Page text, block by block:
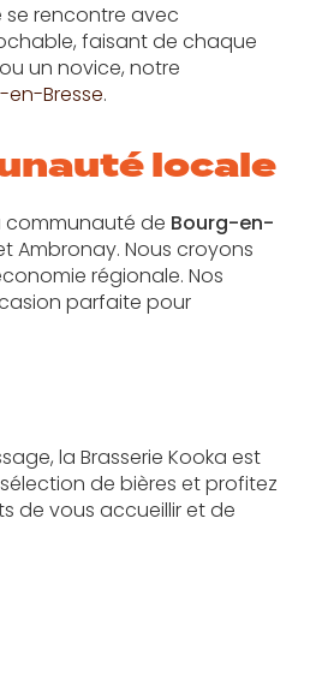
se rencontre avec
faisant de chaque
un novice, notre
Bresse.
locale
communauté de Bourg-en-
Ambronay. Nous croyons
régionale. Nos
parfaite pour
la Brasserie Kooka est
de bières et profitez
de vous accueillir et de